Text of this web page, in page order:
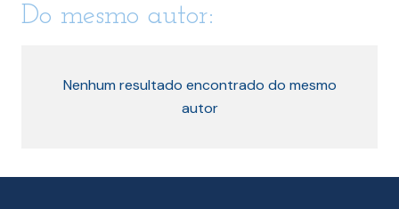
Do mesmo autor:
Nenhum resultado encontrado do mesmo
autor